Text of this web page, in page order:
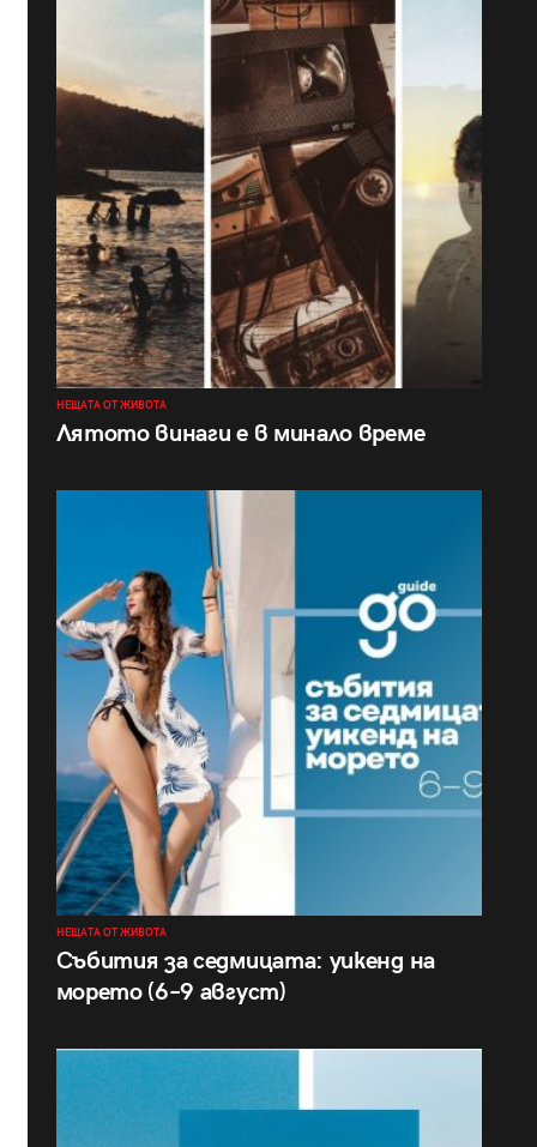
НЕЩАТА ОТ ЖИВОТА
Лятото винаги е в минало време
НЕЩАТА ОТ ЖИВОТА
Събития за седмицата: уикенд на
морето (6–9 август)